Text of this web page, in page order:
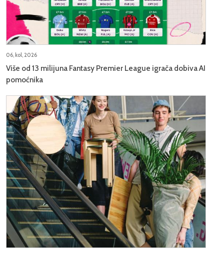
06, kol, 2026
Više od 13 milijuna Fantasy Premier League igrača dobiva AI
pomoćnika